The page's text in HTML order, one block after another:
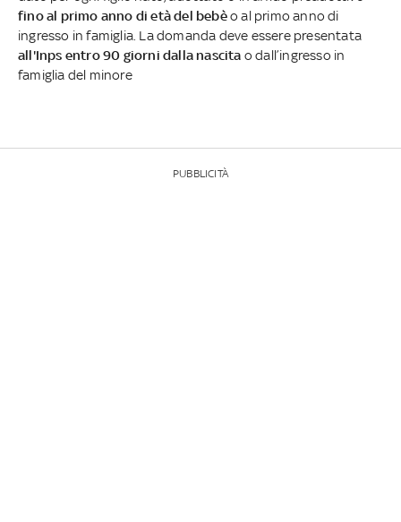
fino al primo anno di età del bebèo al primo anno di
ingresso in famiglia. La domanda deve essere presentata
all'Inps entro 90 giorni dalla nascita o dall’ingresso in
famiglia del minore
PUBBLICITÀ